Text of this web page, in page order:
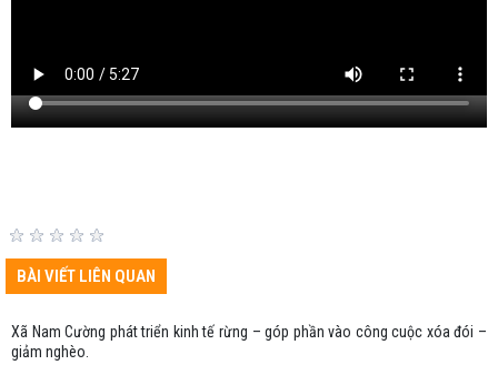
BÀI VIẾT LIÊN QUAN
Xã Nam Cường phát triển kinh tế rừng – góp phần vào công cuộc xóa đói –
giảm nghèo.